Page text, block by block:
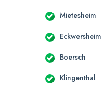
Mietesheim
Eckwersheim
Boersch
Klingenthal